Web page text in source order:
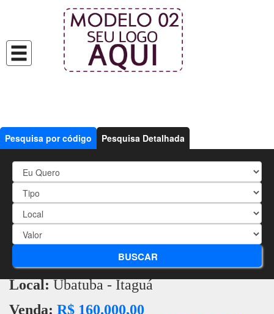
Pesquisa por código Pesquisa Detalhada
BUSCAR
21326 - Ótima Localização
Referência:21326
Local:Ubatuba - Itaguá
Venda: R$ 160.000,00